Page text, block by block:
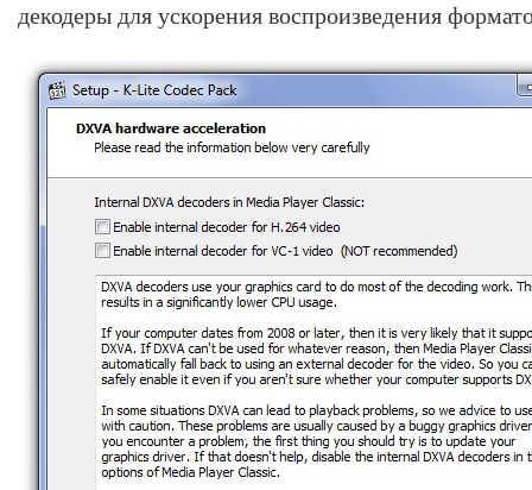
декодеры для ускорения воспроизведения